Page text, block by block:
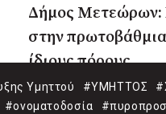
Δήμος Μετεώρων:
στην
ίδιους πόρους
Υμηττού #ΥΜΗΤΤΟΣ
#ονοματοδοσία